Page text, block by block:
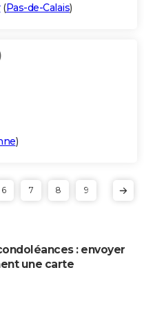
(Pas-de-Calais)
)
6 7 8 9
: envoyer
une carte